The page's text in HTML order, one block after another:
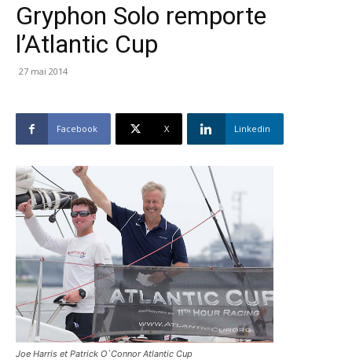
Gryphon Solo remporte
l’Atlantic Cup
27 mai 2014
Facebook X Linkedin
Joe Harris et Patrick O`Connor Atlantic Cup